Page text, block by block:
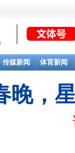
传媒新闻 体育新闻
晚，